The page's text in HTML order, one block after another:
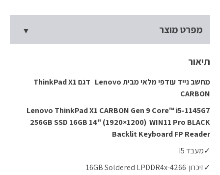
מפרט מוצר
תיאור
מחשב נייד עודפי מלאי מביתLenovo דגםThinkPad X1
CARBON
Lenovo ThinkPad X1 CARBON Gen 9 Core™ i5-1145G7
256GB SSD 16GB 14" (1920×1200) WIN11 Pro BLACK
Backlit Keyboard FP Reader
✓מעבד I5
✓זיכרון 16GB Soldered LPDDR4x-4266